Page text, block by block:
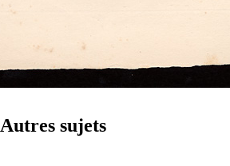
Autres sujets